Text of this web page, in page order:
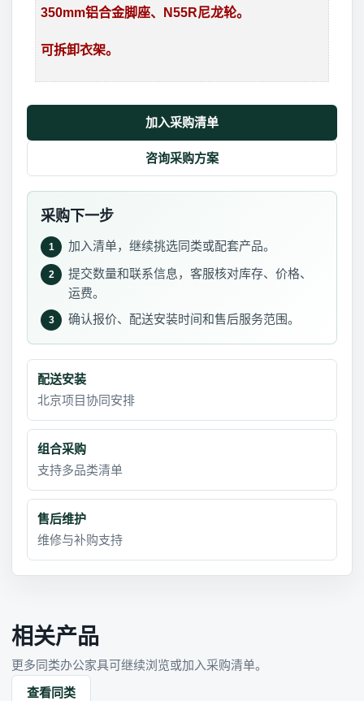
350mm铝合金脚座、N55R尼龙轮。
可拆卸衣架。
加入采购清单
咨询采购方案
采购下一步
1 加入清单，继续挑选同类或配套产品。
2
提交数量和联系信息，客服核对库存、价格、
运费。
3 确认报价、配送安装时间和售后服务范围。
配送安装
北京项目协同安排
组合采购
支持多品类清单
售后维护
维修与补购支持
相关产品
更多同类办公家具可继续浏览或加入采购清单。
查看同类